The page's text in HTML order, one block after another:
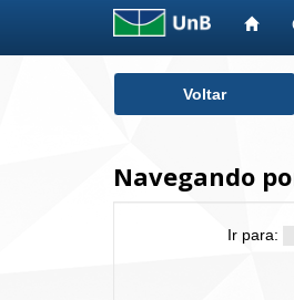
Voltar
Navegando
Ir para: